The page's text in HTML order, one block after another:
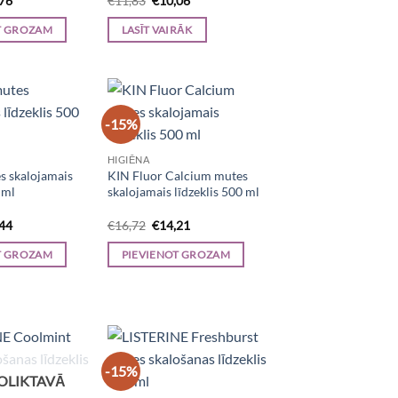
is:
€11,76.
GROZAM
price
was:
€11,83.
is:
€10,06.
LASĪT VAIRĀK
skalojamais
Current
is:
€14,44.
GROZAM
-15%
HIGIĒNA
KIN Fluor Calcium mutes
skalojamais līdzeklis 500 ml
€16,72 Original
price
was:
€16,72.
€14,21
is:
€14,21.
PIEVIENOT GROZAM
-15%